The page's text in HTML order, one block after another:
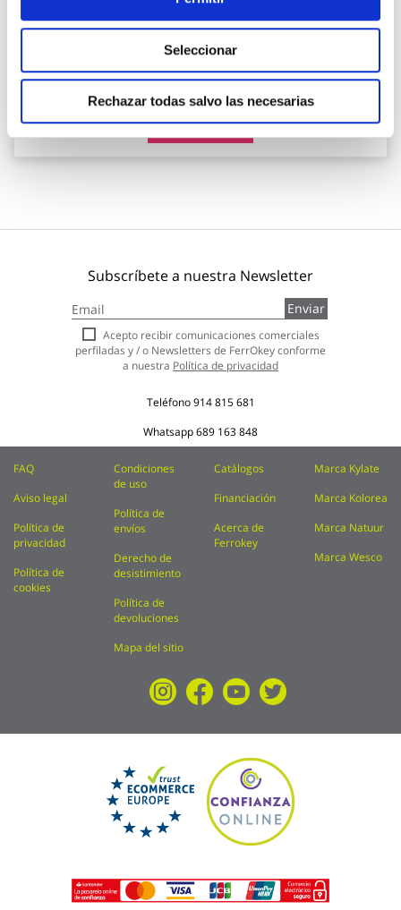
Seleccionar
Rechazar todas salvo las necesarias
8,17 €
Añadir al carrito
Subscríbete a nuestra Newsletter
a
nuestro
boletín
de
Enviar
Acepto recibir comunicaciones comerciales
perfiladas y / o Newsletters de FerrOkey conforme
a nuestra Política de privacidad
Teléfono914 815 681
Whatsapp689 163 848
FAQ
Aviso legal
Política de
privacidad
Política de
cookies
Condiciones
de uso
Política de
envíos
Derecho de
desistimiento
Política de
devoluciones
Mapa del sitio
Catálogos
Financiación
Acerca de
Ferrokey
Marca Kylate
Marca Kolorea
Marca Natuur
Marca Wesco